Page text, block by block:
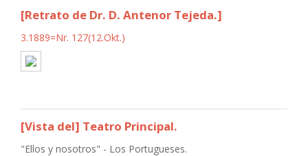
[Retrato de Dr. D. Antenor Tejeda.]
3.1889=Nr. 127(12.Okt.)
[Vista del] Teatro Principal.
"Ellos y nosotros" - Los Portugueses.